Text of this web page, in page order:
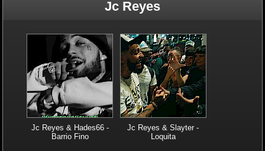
Jc Reyes
Jc Reyes & Hades66 -
Barrio Fino
Jc Reyes & Slayter -
Loquita